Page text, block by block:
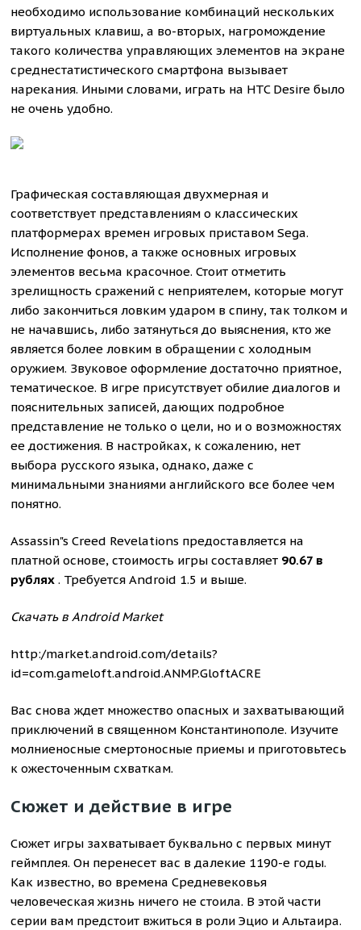
необходимо использование комбинаций нескольких
виртуальных клавиш, а во-вторых, нагромождение
такого количества управляющих элементов на экране
среднестатистического смартфона вызывает
нарекания. Иными словами, играть на HTC Desire было
не очень удобно.
Графическая составляющая двухмерная и
соответствует представлениям о классических
платформерах времен игровых приставом Sega.
Исполнение фонов, а также основных игровых
элементов весьма красочное. Стоит отметить
зрелищность сражений с неприятелем, которые могут
либо закончиться ловким ударом в спину, так толком и
не начавшись, либо затянуться до выяснения, кто же
является более ловким в обращении с холодным
оружием. Звуковое оформление достаточно приятное,
тематическое. В игре присутствует обилие диалогов и
пояснительных записей, дающих подробное
представление не только о цели, но и о возможностях
ее достижения. В настройках, к сожалению, нет
выбора русского языка, однако, даже с
минимальными знаниями английского все более чем
понятно.
Assassin"s Creed Revelations предоставляется на
платной основе, стоимость игры составляет 90.67 в
рублях. Требуется Android 1.5 и выше.
Скачать в Android Market
http:/market.android.com/details?
id=com.gameloft.android.ANMP.GloftACRE
Вас снова ждет множество опасных и захватывающий
приключений в священном Константинополе. Изучите
молниеносные смертоносные приемы и приготовьтесь
к ожесточенным схваткам.
Сюжет и действие в игре
Сюжет игры захватывает буквально с первых минут
геймплея. Он перенесет вас в далекие 1190-е годы.
Как известно, во времена Средневековья
человеческая жизнь ничего не стоила. В этой части
серии вам предстоит вжиться в роли Эцио и Альтаира.